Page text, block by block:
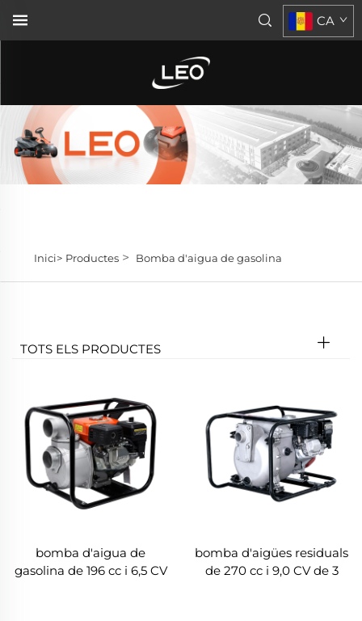
CA
Inici> Productes> Bomba d'aigua de gasolina
TOTS ELS PRODUCTES
bomba d'aigua de
gasolina de 196 cc i 6,5 CV
bomba d'aigües residuals
de 270 cc i 9,0 CV de 3